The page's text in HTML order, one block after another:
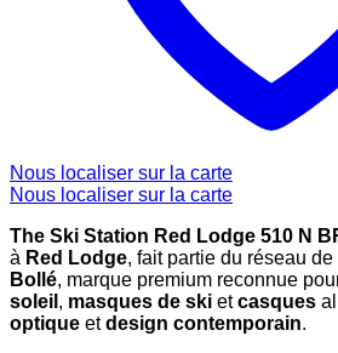
Nous localiser sur la carte
Nous localiser sur la carte
The Ski Station Red Lodge 510 N
à Red Lodge, fait partie du réseau
Bollé, marque premium reconnue
soleil , masques de ski etcasques
optique etdesign contemporain.